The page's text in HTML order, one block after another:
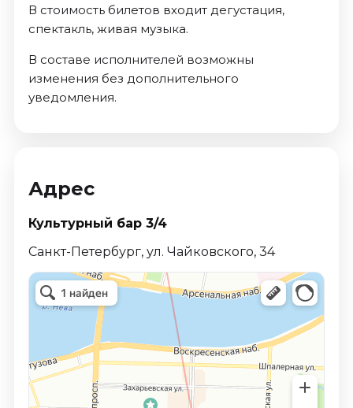
В стоимость билетов входит дегустация,
спектакль, живая музыка.
В составе исполнителей возможны
изменения без дополнительного
уведомления.
Адрес
Культурный бар 3/4
Санкт-Петербург, ул. Чайковского, 34